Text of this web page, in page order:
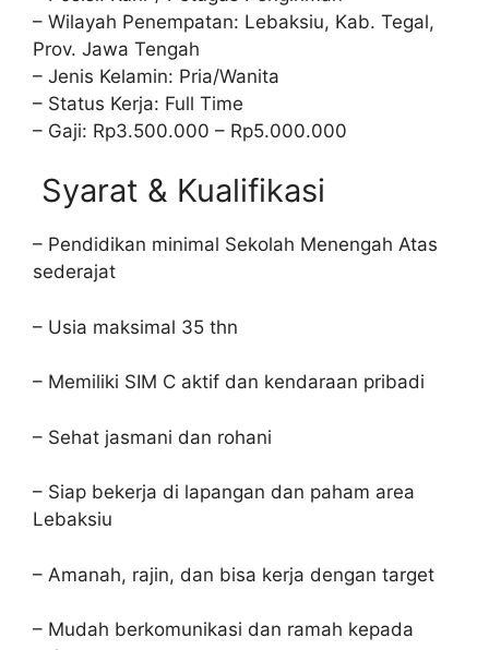
– Wilayah Penempatan: Lebaksiu, Kab. Tegal,
Prov. Jawa Tengah
– Jenis Kelamin: Pria/Wanita
– Status Kerja: Full Time
– Gaji: Rp3.500.000 – Rp5.000.000
Syarat & Kualifikasi
– Pendidikan minimal Sekolah Menengah Atas
sederajat
– Usia maksimal 35 thn
– Memiliki SIM C aktif dan kendaraan pribadi
– Sehat jasmani dan rohani
– Siap bekerja di lapangan dan paham area
Lebaksiu
– Amanah, rajin, dan bisa kerja dengan target
– Mudah berkomunikasi dan ramah kepada